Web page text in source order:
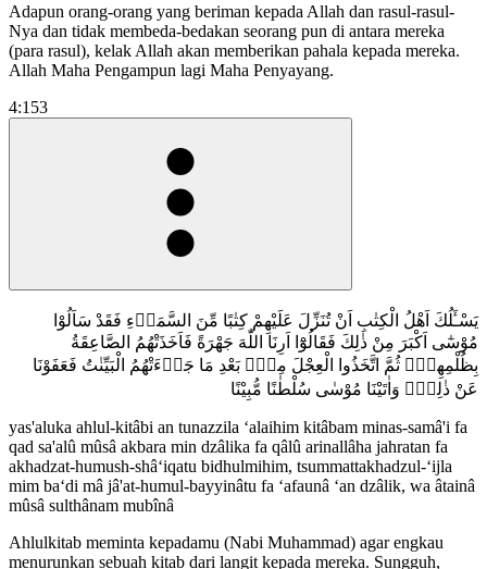
Adapun orang-orang yang beriman kepada Allah dan rasul-rasul-
Nya dan tidak membeda-bedakan seorang pun di antara mereka
(para rasul), kelak Allah akan memberikan pahala kepada mereka.
Allah Maha Pengampun lagi Maha Penyayang.
4:153
يَسْـَٔلُكَ اَهْلُ الْكِتٰبِ اَنْ تُنَزِّلَ عَلَيْهِمْ كِتٰبًا مِّنَ السَّمَاۤءِ فَقَدْ سَاَلُوْا
مُوْسٰٓى اَكْبَرَ مِنْ ذٰلِكَ فَقَالُوْٓا اَرِنَا اللّٰهَ جَهْرَةً فَاَخَذَتْهُمُ الصَّاعِقَةُ
بِظُلْمِهِمْۚ ثُمَّ اتَّخَذُوا الْعِجْلَ مِنْۢ بَعْدِ مَا جَاۤءَتْهُمُ الْبَيِّنٰتُ فَعَفَوْنَا
عَنْ ذٰلِكَۚ وَاٰتَيْنَا مُوْسٰى سُلْطٰنًا مُّبِيْنًا
yas'aluka ahlul-kitâbi an tunazzila ‘alaihim kitâbam minas-samâ'i fa
qad sa'alû mûsâ akbara min dzâlika fa qâlû arinallâha jahratan fa
akhadzat-humush-shâ‘iqatu bidhulmihim, tsummattakhadzul-‘ijla
mim ba‘di mâ jâ'at-humul-bayyinâtu fa ‘afaunâ ‘an dzâlik, wa âtainâ
mûsâ sulthânam mubînâ
Ahlulkitab meminta kepadamu (Nabi Muhammad) agar engkau
menurunkan sebuah kitab dari langit kepada mereka. Sungguh,